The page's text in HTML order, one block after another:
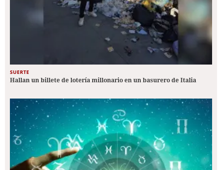
SUERTE
Hallan un billete de lotería millonario en un basurero de Italia